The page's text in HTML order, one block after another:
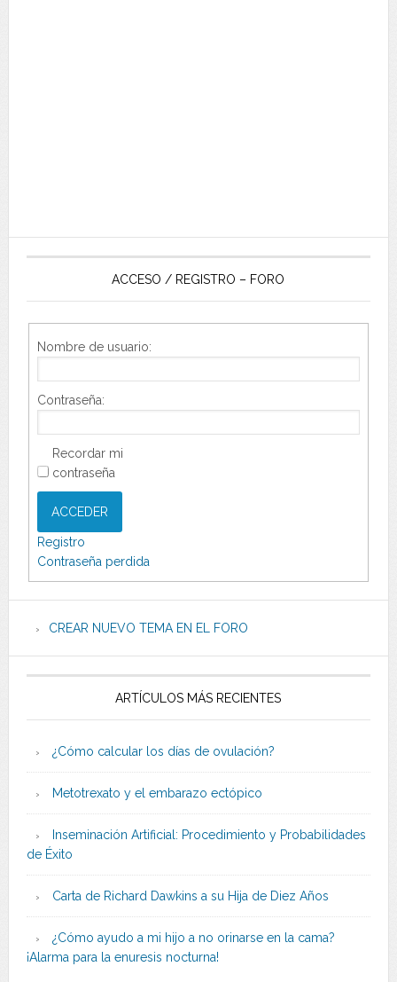
ACCESO / REGISTRO – FORO
Nombre de usuario:
Contraseña:
Recordar mi
contraseña
ACCEDER
Registro
Contraseña perdida
CREAR NUEVO TEMA EN EL FORO
ARTÍCULOS MÁS RECIENTES
¿Cómo calcular los días de ovulación?
Metotrexato y el embarazo ectópico
Inseminación Artificial: Procedimiento y Probabilidades
de Éxito
Carta de Richard Dawkins a su Hija de Diez Años
¿Cómo ayudo a mi hijo a no orinarse en la cama?
¡Alarma para la enuresis nocturna!